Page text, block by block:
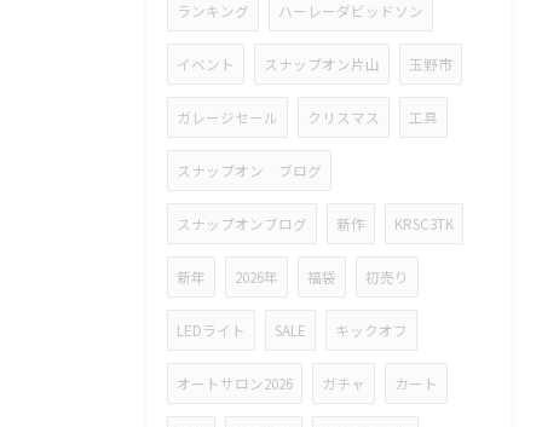
ランキング ハーレーダビッドソン
イベント スナップオン片山 玉野市
ガレージセール クリスマス 工具
スナップオン ブログ
スナップオンブログ 新作 KRSC3TK
新年 2026年 福袋 初売り
LEDライト SALE キックオフ
オートサロン2026 ガチャ カート